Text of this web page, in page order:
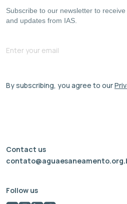
Subscribe to our newsletter to
and updates from IAS.
By subscribing, you agree to our
Contact us
Follow us